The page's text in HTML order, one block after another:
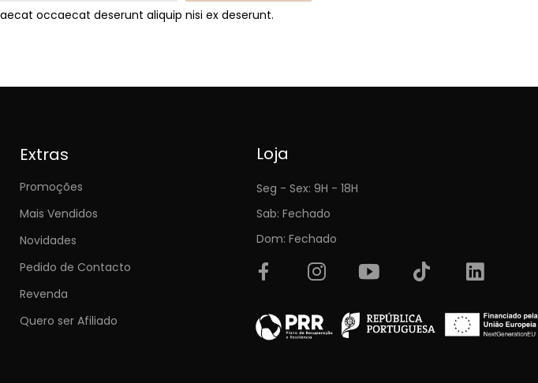
occaecat deserunt aliquip nisi ex deserunt.
Extras
Promoções
Mais Vendidos
Novidades
Pedido de Contacto
Revenda
Quero ser Afiliado
Loja
Seg - Sex: 9H - 18H
Sab: Fechado
Dom: Fechado